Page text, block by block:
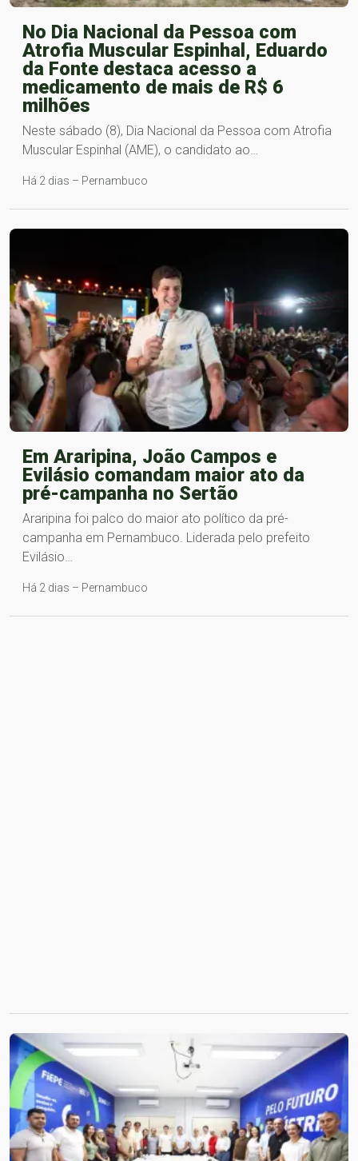
No Dia Nacional da Pessoa com
Atrofia Muscular Espinhal, Eduardo
da Fonte destaca acesso a
medicamento de mais de R$ 6
milhões
Neste sábado (8), Dia Nacional da Pessoa com Atrofia
Muscular Espinhal (AME), o candidato ao…
Há 2 dias – Pernambuco
Em Araripina, João Campos e
Evilásio comandam maior ato da
pré-campanha no Sertão
Araripina foi palco do maior ato político da pré-
campanha em Pernambuco. Liderada pelo prefeito
Evilásio…
Há 2 dias – Pernambuco